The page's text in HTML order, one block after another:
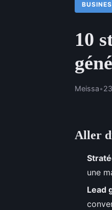
10
Meissa•
Aller
une
Lead